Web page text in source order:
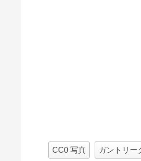
CC0 写真 ガントリー